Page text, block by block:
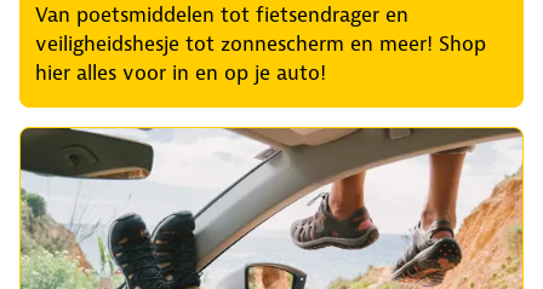
Van poetsmiddelen tot fietsendrager en
veiligheidshesje tot zonnescherm en meer! Shop
hier alles voor in en op je auto!